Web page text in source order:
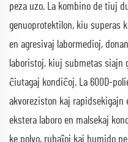
peza uzo. La kombino de tiuj
genuoprotektilon, kiu superas
en agresivaj labormedioj,
laboristoj, kiuj submetas siajn
ĉiutagaj kondiĉoj. La 600D-
akvoreziston kaj rapidsekigajn
ekstera laboro en malsekaj
ke polvo, rubaĵoj kaj humido